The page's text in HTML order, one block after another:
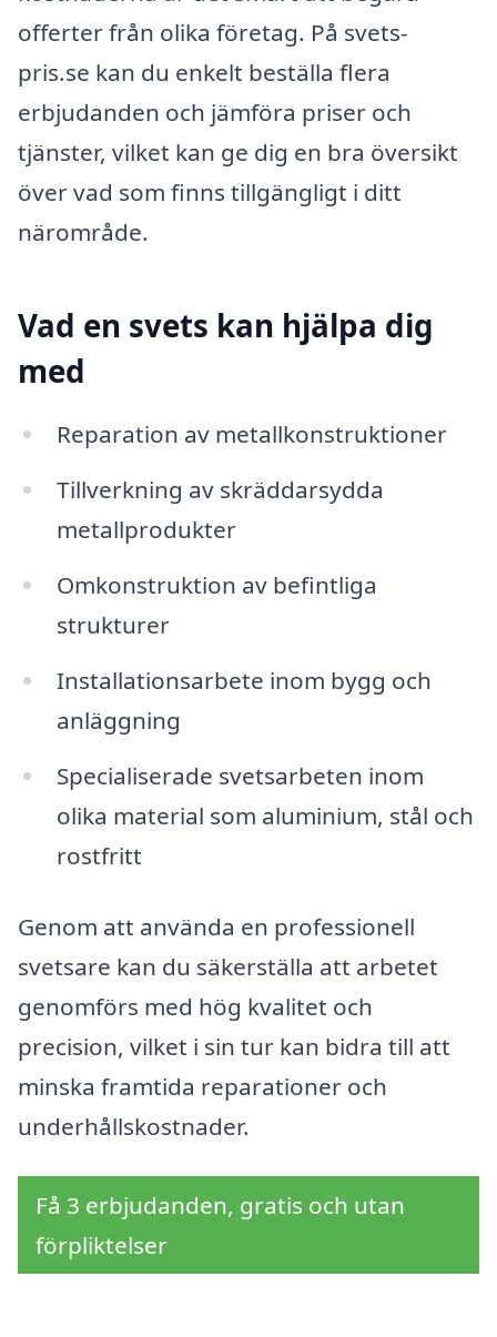
offerter från olika företag. På svets-
pris.se kan du enkelt beställa flera
erbjudanden och jämföra priser och
tjänster, vilket kan ge dig en bra översikt
över vad som finns tillgängligt i ditt
närområde.
Vad en svets kan hjälpa dig
med
Reparation av metallkonstruktioner
Tillverkning av skräddarsydda
metallprodukter
Omkonstruktion av befintliga
strukturer
Installationsarbete inom bygg och
anläggning
Specialiserade svetsarbeten inom
olika material som aluminium, stål och
rostfritt
Genom att använda en professionell
svetsare kan du säkerställa att arbetet
genomförs med hög kvalitet och
precision, vilket i sin tur kan bidra till att
minska framtida reparationer och
underhållskostnader.
Få 3 erbjudanden, gratis och utan
förpliktelser